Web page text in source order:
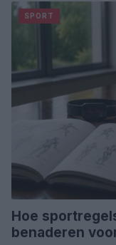
SPORT
Hoe
benaderen